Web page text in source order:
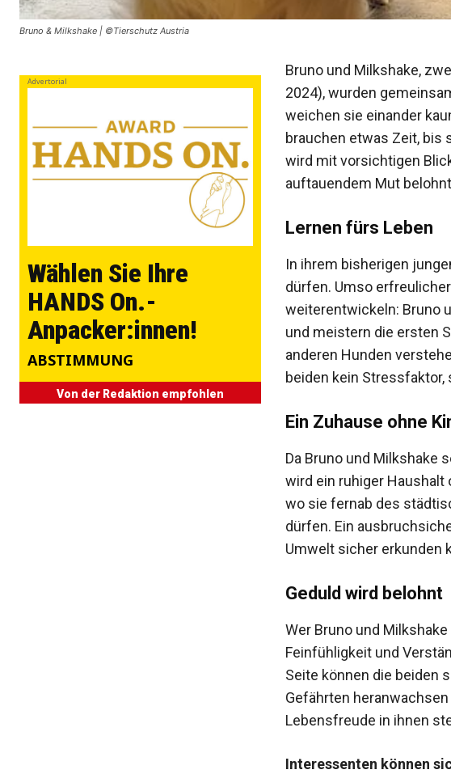
Bruno & Milkshake | ©Tierschutz Austria
Advertorial
Wählen Sie Ihre
HANDS On.-
Anpacker:innen!
ABSTIMMUNG
Von der Redaktion empfohlen
Bruno und Milkshake,
2024), wurden
weichen sie einander
brauchen etwas Zeit, bis
wird mit vorsichtigen
auftauendem Mut
Lernen fürs Leben
In ihrem bisherigen
dürfen. Umso
weiterentwickeln: Bruno
und meistern die ersten
anderen Hunden
beiden kein Stressfaktor,
Ein Zuhause ohne
Da Bruno und Milkshake
wird ein ruhiger Haushalt
wo sie fernab des
dürfen. Ein
Umwelt sicher erkunden
Geduld wird belohnt
Wer Bruno und
Feinfühligkeit und
Seite können die beiden
Gefährten
Lebensfreude in ihnen
Interessenten können